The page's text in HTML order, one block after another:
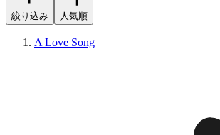
絞り込み 人気順
A Love Song